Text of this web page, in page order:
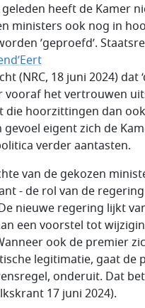
heeft de Kamer
ministers ook nog in
’geproefd’.
(NRC, 18 juni 2024)
vooraf het vertrouwen
die hoorzittingen dan
gevoel eigent zich de
verder aantasten.
van de gekozen
- de rol van de
nieuwe regering lijkt
een voorstel tot
ook de premier
legitimatie, gaat de
onderuit. Dat
17 juni 2024).